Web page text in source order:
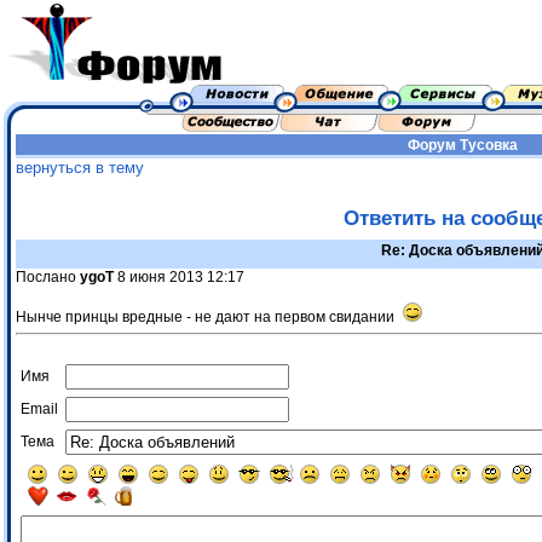
Форум Тусовка
вернуться в тему
Ответить на
Re: Доска
Послано уgоТ8 июня 2013 12:17
Нынче принцы вредные - не дают на первом свидании
Имя
Email
Тема